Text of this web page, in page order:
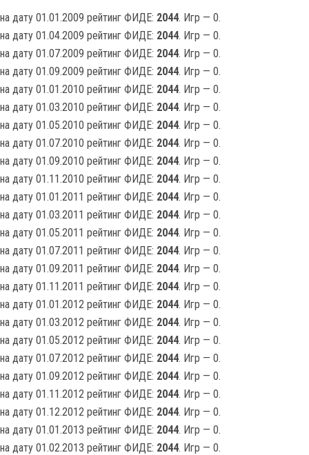
на дату 01.01.2009 рейтинг ФИДЕ: 2044. Игр — 0.
на дату 01.04.2009 рейтинг ФИДЕ: 2044. Игр — 0.
на дату 01.07.2009 рейтинг ФИДЕ: 2044. Игр — 0.
на дату 01.09.2009 рейтинг ФИДЕ: 2044. Игр — 0.
на дату 01.01.2010 рейтинг ФИДЕ: 2044. Игр — 0.
на дату 01.03.2010 рейтинг ФИДЕ: 2044. Игр — 0.
на дату 01.05.2010 рейтинг ФИДЕ: 2044. Игр — 0.
на дату 01.07.2010 рейтинг ФИДЕ: 2044. Игр — 0.
на дату 01.09.2010 рейтинг ФИДЕ: 2044. Игр — 0.
на дату 01.11.2010 рейтинг ФИДЕ: 2044. Игр — 0.
на дату 01.01.2011 рейтинг ФИДЕ: 2044. Игр — 0.
на дату 01.03.2011 рейтинг ФИДЕ: 2044. Игр — 0.
на дату 01.05.2011 рейтинг ФИДЕ: 2044. Игр — 0.
на дату 01.07.2011 рейтинг ФИДЕ: 2044. Игр — 0.
на дату 01.09.2011 рейтинг ФИДЕ: 2044. Игр — 0.
на дату 01.11.2011 рейтинг ФИДЕ: 2044. Игр — 0.
на дату 01.01.2012 рейтинг ФИДЕ: 2044. Игр — 0.
на дату 01.03.2012 рейтинг ФИДЕ: 2044. Игр — 0.
на дату 01.05.2012 рейтинг ФИДЕ: 2044. Игр — 0.
на дату 01.07.2012 рейтинг ФИДЕ: 2044. Игр — 0.
на дату 01.09.2012 рейтинг ФИДЕ: 2044. Игр — 0.
на дату 01.11.2012 рейтинг ФИДЕ: 2044. Игр — 0.
на дату 01.12.2012 рейтинг ФИДЕ: 2044. Игр — 0.
на дату 01.01.2013 рейтинг ФИДЕ: 2044. Игр — 0.
на дату 01.02.2013 рейтинг ФИДЕ: 2044. Игр — 0.